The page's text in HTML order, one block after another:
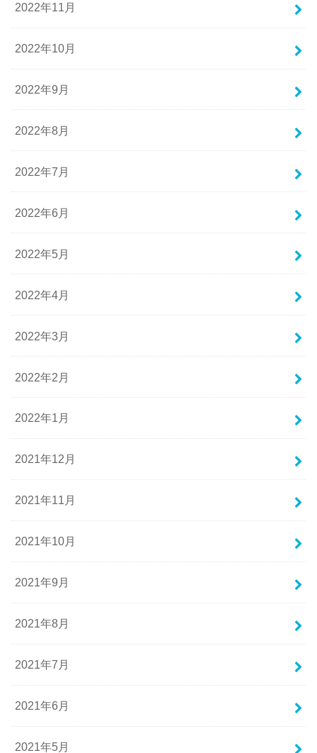
2022年11月
2022年10月
2022年9月
2022年8月
2022年7月
2022年6月
2022年5月
2022年4月
2022年3月
2022年2月
2022年1月
2021年12月
2021年11月
2021年10月
2021年9月
2021年8月
2021年7月
2021年6月
2021年5月